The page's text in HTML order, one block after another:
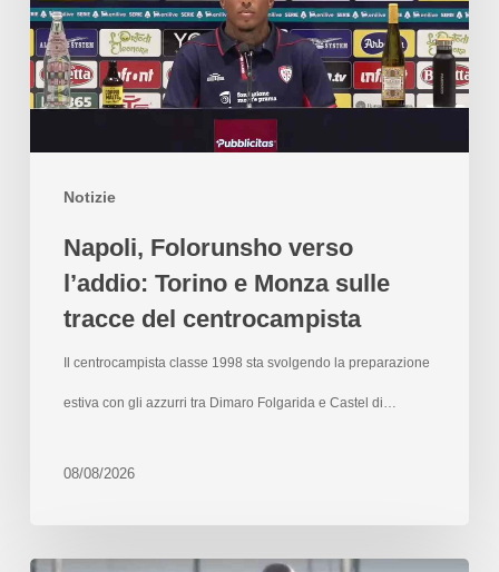
Notizie
Napoli, Folorunsho verso
l’addio: Torino e Monza sulle
tracce del centrocampista
Il centrocampista classe 1998 sta svolgendo la preparazione
estiva con gli azzurri tra Dimaro Folgarida e Castel di…
08/08/2026